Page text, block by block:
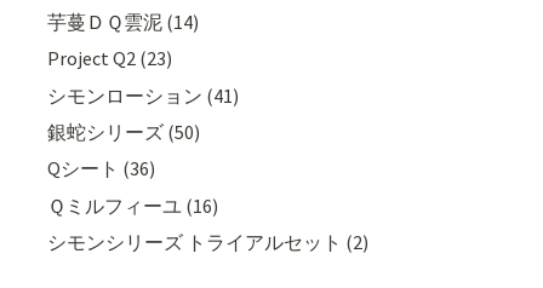
芋蔓ＤＱ雲泥 (14)
Project Q2 (23)
シモンローション (41)
銀蛇シリーズ (50)
Qシート (36)
Ｑミルフィーユ (16)
シモンシリーズ トライアルセット (2)